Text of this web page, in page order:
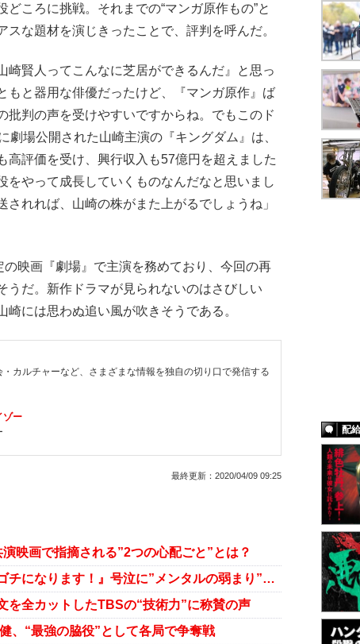
ころに挑戦。それまでの“マンガ原作もの”と
な題材を演じきったことで、評判を呼んだ。
崎賢人ってこんなに芝居ができるんだ』と思っ
もと器用な俳優だったけど、『マンガ原作』ば
批判の声を受けやすいですからね。でもこのド
劇場公開された山崎主演の『キングダム』は、
高評価を受け、興行収入も57億円を超えました
をやって成長していくものなんだなと思いまし
れれば、山崎の株がまた上がるでしょうね」
映画『劇場』で主演を務めており、今回の再
うだ。新作ドラマが見られないのはさびしい
には思わぬ追い風が吹きそうである。
カルチャーなど、さまざまな情報を独自の切り口で発信する
ゾー
最終更新： 2020/04/09 09:25
映画で指摘される”2つの心配ごと”とは？
山崎賢人と破局？ 土屋太鳳、『ゴチになります！』号泣に”メンタルの弱まり”を心配したくなる近況
を全カットしたTBSの“技術力”に称賛の声
、“最強の脇役”として各局で争奪戦
配